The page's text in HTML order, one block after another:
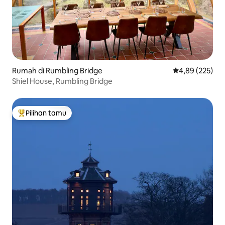
Rumah di Rumbling Bridge Nilai rata-rata
4,89 (225)
Shiel House, Rumbling Bridge
Pilihan tamu terpopuler
Pilihan tamu